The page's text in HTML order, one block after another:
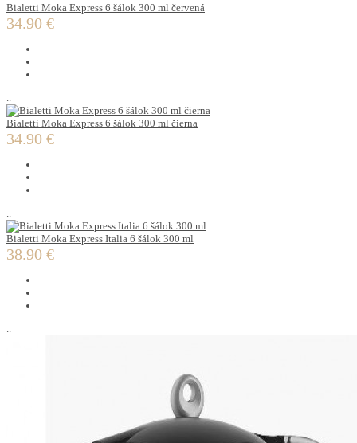
Bialetti Moka Express 6 šálok 300 ml červená
34.90 €
Bialetti Moka Express 6 šálok 300 ml čierna
34.90 €
Bialetti Moka Express Italia 6 šálok 300 ml
38.90 €